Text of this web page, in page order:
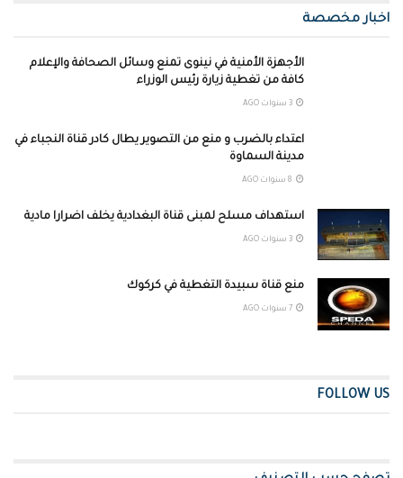
اخبار مخصصة
الأجهزة الأمنية في نينوى تمنع وسائل الصحافة والإعلام
كافة من تغطية زيارة رئيس الوزراء
اعتداء بالضرب و منع من التصوير يطال كادر قناة النجباء في
مدينة السماوة
استهداف مسلح لمبنى قناة البغدادية يخلف اضرارا مادية
منع قناة سبيدة التغطية في كركوك
FOLLOW US